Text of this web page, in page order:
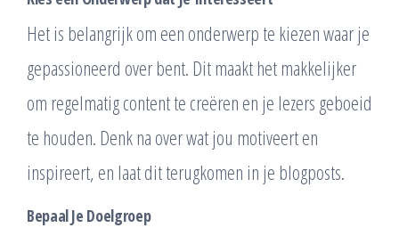
Het is belangrijk om een onderwerp te kiezen waar je
gepassioneerd over bent. Dit maakt het makkelijker
om regelmatig content te creëren en je lezers geboeid
te houden. Denk na over wat jou motiveert en
inspireert, en laat dit terugkomen in je blogposts.
Bepaal Je Doelgroep